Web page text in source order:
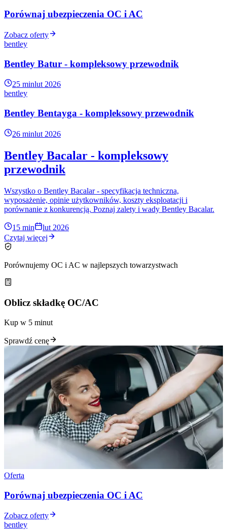
Porównaj ubezpieczenia OC i AC
Zobacz oferty
bentley
Bentley Batur - kompleksowy przewodnik
25 minlut 2026
bentley
Bentley Bentayga - kompleksowy przewodnik
26 minlut 2026
Bentley Bacalar - kompleksowy
przewodnik
Wszystko o Bentley Bacalar - specyfikacja techniczna,
wyposażenie, opinie użytkowników, koszty eksploatacji i
porównanie z konkurencją. Poznaj zalety i wady Bentley Bacalar.
15 min
lut 2026
Czytaj więcej
Porównujemy OC i AC w najlepszych towarzystwach
Oblicz składkę OC/AC
Kup w 5 minut
Sprawdź cenę
Oferta
Porównaj ubezpieczenia OC i AC
Zobacz oferty
bentley